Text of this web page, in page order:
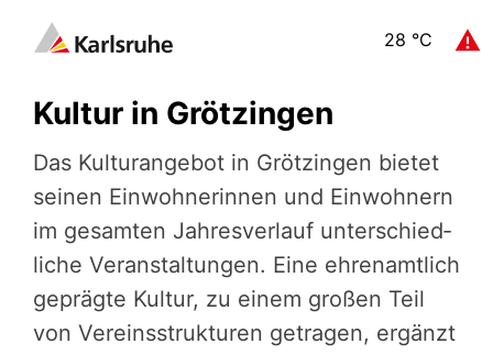
28 °C
Kultur in Grötzingen
Das Kultu­r­an­ge­bot in Grötzingen bietet
seinen Einwoh­ne­rin­nen und Einwohnern
im gesamten Jahres­ver­lauf unter­schied­
li­che Veran­stal­tun­gen. Eine ehrenamtlich
geprägte Kultur, zu einem großen Teil
von Vereinsstrukturen getragen, ergänzt